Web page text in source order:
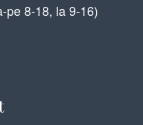
pe 8-18, la 9-16)